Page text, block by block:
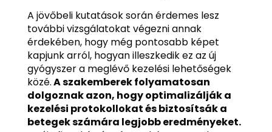
A jövőbeli kutatások során érdemes lesz
további vizsgálatokat végezni annak
érdekében, hogy még pontosabb képet
kapjunk arról, hogyan illeszkedik ez az új
gyógyszer a meglévő kezelési lehetőségek
közé.A szakemberek folyamatosan
dolgoznak azon, hogy optimalizálják a
kezelési protokollokat és biztosítsák a
betegek számára legjobb eredményeket.